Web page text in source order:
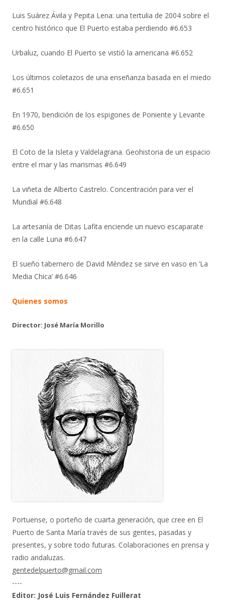
Luis Suárez Ávila y Pepita Lena: una tertulia de 2004 sobre el
centro histórico que El Puerto estaba perdiendo #6.653
Urbaluz, cuando El Puerto se vistió la americana #6.652
Los últimos coletazos de una enseñanza basada en el miedo
#6.651
En 1970, bendición de los espigones de Poniente y Levante
#6.650
El Coto de la Isleta y Valdelagrana. Geohistoria de un espacio
entre el mar y las marismas #6.649
La viñeta de Alberto Castrelo. Concentración para ver el
Mundial #6.648
La artesanía de Ditas Lafita enciende un nuevo escaparate
en la calle Luna #6.647
El sueño tabernero de David Méndez se sirve en vaso en ‘La
Media Chica’ #6.646
Quienes somos
Director: José María Morillo
Portuense, o porteño de cuarta generación, que cree en El
Puerto de Santa María través de sus gentes, pasadas y
presentes, y sobre todo futuras. Colaboraciones en prensa y
radio andaluzas.
gentedelpuerto@gmail.com
----
Editor: José Luis Fernández Fuillerat